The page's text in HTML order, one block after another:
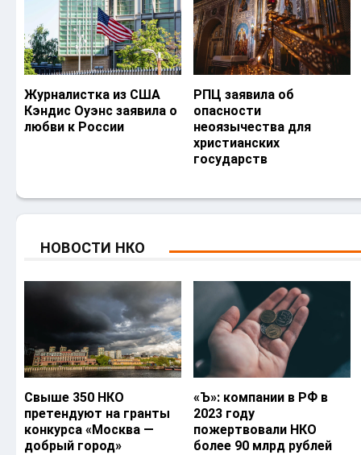
Журналистка из США
Кэндис Оуэнс заявила о
любви к России
РПЦ заявила об
опасности
неоязычества для
христианских
государств
НОВОСТИ НКО
Свыше 350 НКО
претендуют на гранты
конкурса «Москва —
добрый город»
«Ъ‎»: компании в РФ в
2023 году
пожертвовали НКО
более 90 млрд рублей